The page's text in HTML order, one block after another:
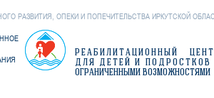
РАЗВИТИЯ, ОПЕКИ И ПОПЕЧИТЕЛЬСТВА ИРКУТСКОЙ
РЕАБИЛИТАЦИОННЫЙ
ДЛЯ ДЕТЕЙ И ПОДРОСТКОВ
ОГРАНИЧЕННЫМИ ВОЗМОЖНОСТЯМИ